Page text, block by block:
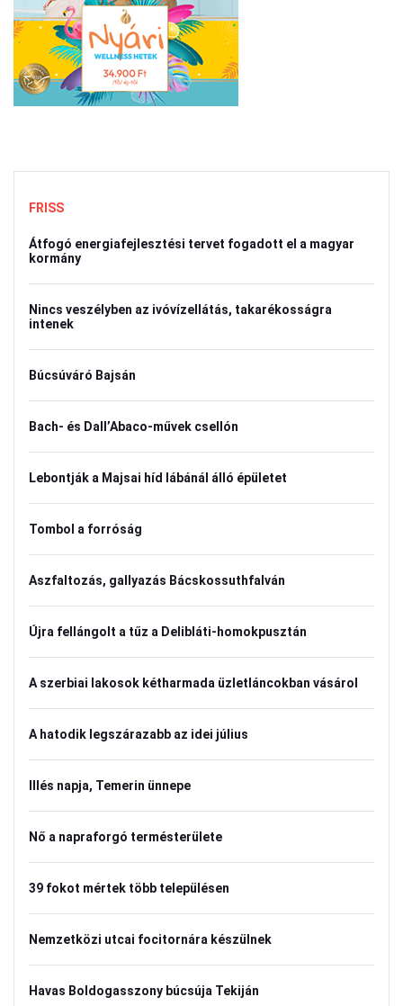
FRISS
Átfogó energiafejlesztési tervet fogadott el a magyar
kormány
Nincs veszélyben az ivóvízellátás, takarékosságra
intenek
Búcsúváró Bajsán
Bach- és Dall’Abaco-művek csellón
Lebontják a Majsai híd lábánál álló épületet
Tombol a forróság
Aszfaltozás, gallyazás Bácskossuthfalván
Újra fellángolt a tűz a Delibláti-homokpusztán
A szerbiai lakosok kétharmada üzletláncokban vásárol
A hatodik legszárazabb az idei július
Illés napja, Temerin ünnepe
Nő a napraforgó termésterülete
39 fokot mértek több településen
Nemzetközi utcai focitornára készülnek
Havas Boldogasszony búcsúja Tekiján